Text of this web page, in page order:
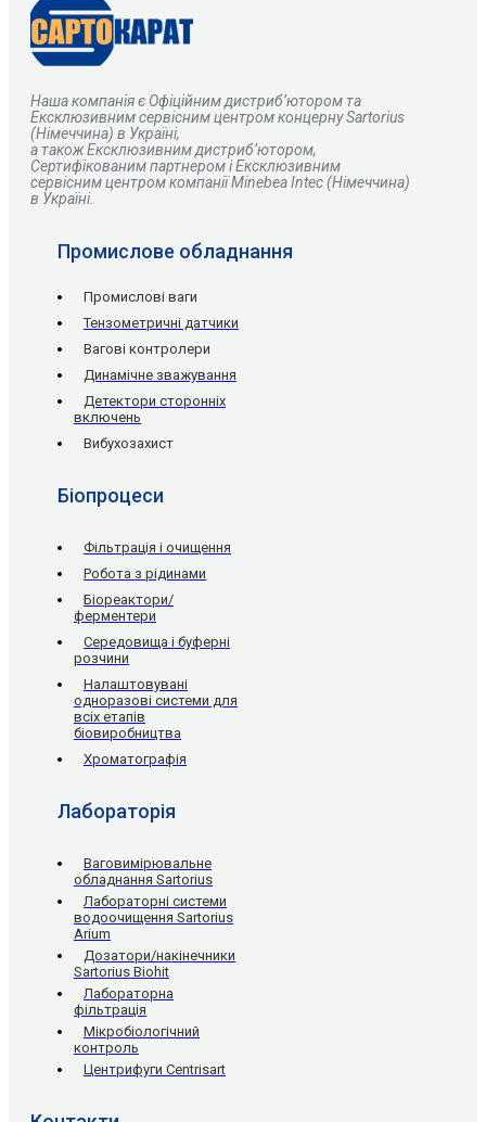
Наша компанія є Офіційним дистриб’ютором та
Ексклюзивним сервісним центром концерну Sartorius
(Німеччина) в Україні,
а також Ексклюзивним дистриб’ютором,
Сертифікованим партнером і Ексклюзивним
сервісним центром компанії Minebea Intec (Німеччина)
в Україні.
Промислове обладнання
Промислові ваги
Тензометричні датчики
Вагові контролери
Динамічне зважування
Детектори сторонніх
включень
Вибухозахист
Біопроцеси
Фільтрація і очищення
Робота з рідинами
Біореактори/
ферментери
Середовища і буферні
розчини
Налаштовувані
одноразові системи для
всіх етапів
біовиробництва
Хроматографія
Лабораторія
Ваговимірювальне
обладнання Sartorius
Лабораторні системи
водоочищення Sartorius
Arium
Дозатори/накінечники
Sartorius Biohit
Лабораторна
фільтрація
Мікробіологічний
контроль
Центрифуги Centrisart